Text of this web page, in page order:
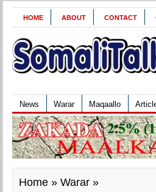
HOME ABOUT CONTACT
News Warar Maqaallo
Home » Warar »